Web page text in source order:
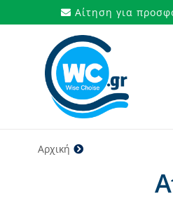
στο
περιεχόμενο
Αίτηση για
Αρχική